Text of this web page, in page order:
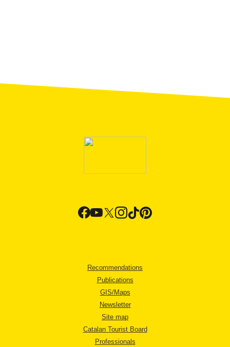
Recommendations
Publications
GIS/Maps
Newsletter
Site map
Catalan Tourist Board
Professionals